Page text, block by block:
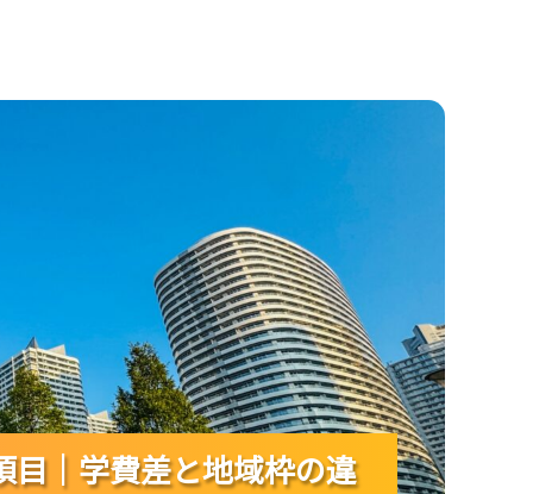
目｜学費差と地域枠の違
目｜学費差と地域枠の違
目｜学費差と地域枠の違